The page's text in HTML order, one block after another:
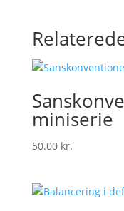
miniserie
50.00 kr.